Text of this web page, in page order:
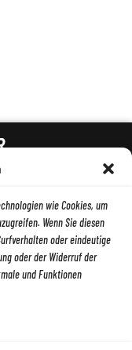
wie Cookies, um
Wenn Sie diesen
oder eindeutige
oder der Widerruf der
und Funktionen